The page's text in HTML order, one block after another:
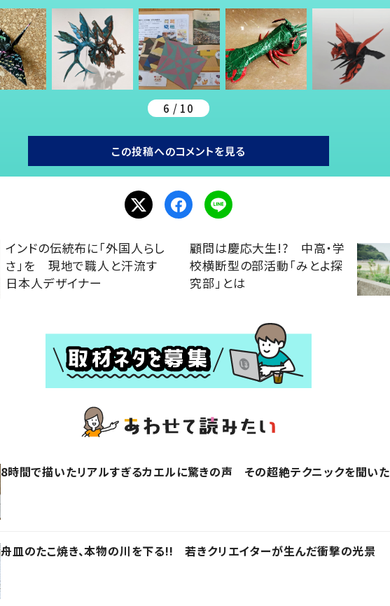
6 / 10
この投稿へのコメントを見る
インドの伝統布に「外国人らし
さ」を 現地で職人と汗流す
日本人デザイナー
顧問は慶応大生!? 中高・学
校横断型の部活動「みとよ探
究部」とは
8時間で描いたリアルすぎるカエルに驚きの声 その超絶テクニックを聞いた
舟皿のたこ焼き、本物の川を下る!! 若きクリエイターが生んだ衝撃の光景